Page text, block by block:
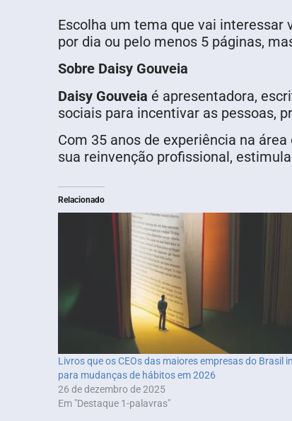
Escolha um tema que vai interessar
por dia ou pelo menos 5 páginas,
Sobre Daisy Gouveia
Daisy Gouveia é apresentadora,
sociais para incentivar as pessoas,
Com 35 anos de experiência na
sua reinvenção profissional,
Relacionado
Livros que os CEOs das maiores empresas do Brasil
para mudanças de hábitos em 2026
26 de dezembro de 2025
Em "Destaque 1-palavras"